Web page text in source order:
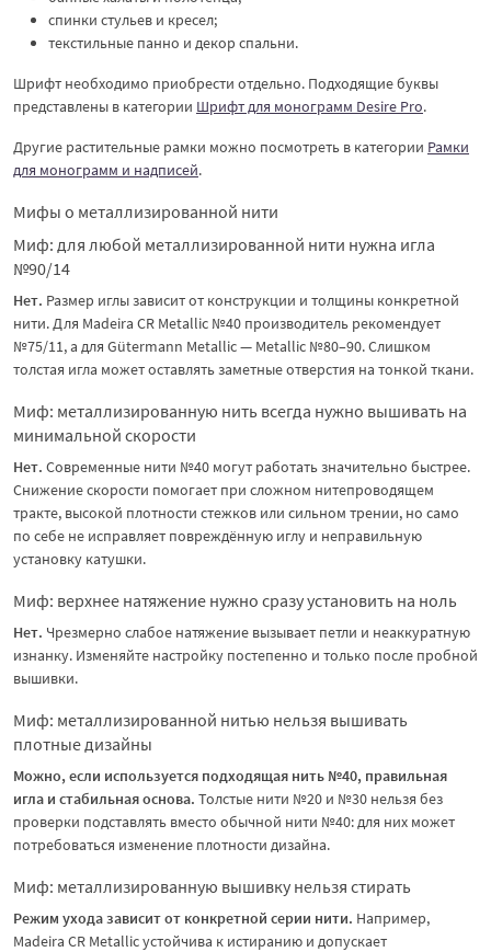
спинки стульев и кресел;
текстильные панно и декор спальни.
Шрифт необходимо приобрести отдельно. Подходящие буквы
представлены в категории Шрифт для монограмм Desire Pro.
Другие растительные рамки можно посмотреть в категории Рамки
для монограмм и надписей.
Мифы о металлизированной нити
Миф: для любой металлизированной нити нужна игла
№90/14
Нет. Размер иглы зависит от конструкции и толщины конкретной
нити. Для Madeira CR Metallic №40 производитель рекомендует
№75/11, а для Gütermann Metallic — Metallic №80–90. Слишком
толстая игла может оставлять заметные отверстия на тонкой ткани.
Миф: металлизированную нить всегда нужно вышивать на
минимальной скорости
Нет. Современные нити №40 могут работать значительно быстрее.
Снижение скорости помогает при сложном нитепроводящем
тракте, высокой плотности стежков или сильном трении, но само
по себе не исправляет повреждённую иглу и неправильную
установку катушки.
Миф: верхнее натяжение нужно сразу установить на ноль
Нет. Чрезмерно слабое натяжение вызывает петли и неаккуратную
изнанку. Изменяйте настройку постепенно и только после пробной
вышивки.
Миф: металлизированной нитью нельзя вышивать
плотные дизайны
Можно, если используется подходящая нить №40, правильная
игла и стабильная основа. Толстые нити №20 и №30 нельзя без
проверки подставлять вместо обычной нити №40: для них может
потребоваться изменение плотности дизайна.
Миф: металлизированную вышивку нельзя стирать
Режим ухода зависит от конкретной серии нити. Например,
Madeira CR Metallic устойчива к истиранию и допускает